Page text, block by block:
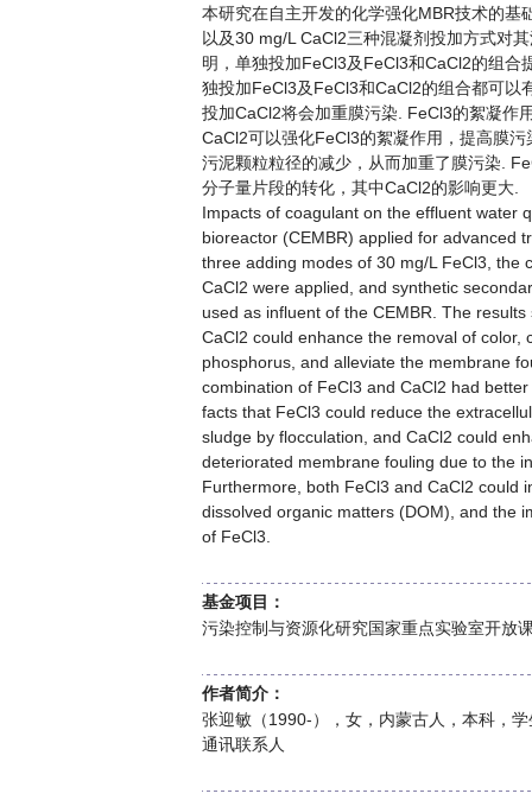
本研究在自主开发的化学强化MBR技术的
以及30 mg/L CaCl2三种混凝剂投加方式对
明，单独投加FeCl3及FeCl3和CaCl2的组合
独投加FeCl3及FeCl3和CaCl2的组合都可以
投加CaCl2将会加重膜污染. FeCl3的絮凝作
CaCl2可以强化FeCl3的絮凝作用，提高膜
污泥颗粒粒径的减少，从而加重了膜污染.
分子量片段的转化，其中CaCl2的影响更大.
Impacts of coagulant on the effluent water
bioreactor (CEMBR) applied for advanced
three adding modes of 30 mg/L FeCl3, the
CaCl2 were applied, and synthetic
used as influent of the CEMBR. The
CaCl2 could enhance the removal of
phosphorus, and alleviate the membrane
combination of FeCl3 and CaCl2 had
facts that FeCl3 could reduce the
sludge by flocculation, and CaCl2 could
deteriorated membrane fouling due to the
Furthermore, both FeCl3 and CaCl2 could
dissolved organic matters (DOM), and the
of FeCl3.
基金项目：
污染控制与资源化研究国家重点实验室开放
作者简介：
张迎敏（1990-），女，内蒙古人，本科，
通讯联系人